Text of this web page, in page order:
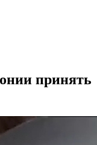
принять